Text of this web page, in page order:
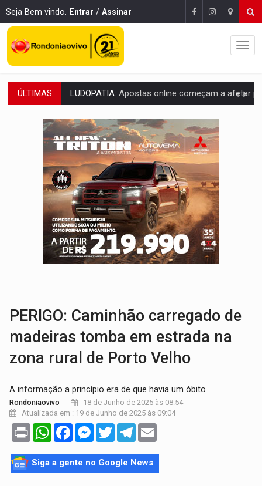
Seja Bem vindo. Entrar / Assinar
ÚLTIMAS REFLORESTAMENTO: Plantar árvores não será mais suficiente para
OVNIS NA LUA:Cientistas alertam para possível base secreta no satélite
ACABOU COM PEUGEOT: Incêndio destrói carro que era rebocado para oficina
VÍDEO:Ladrão é filmado furtando moto na frente do bar
BOLSAS DE PESQUISA:Iniciativa Amazônia+10 lança chamada para fortalecer
MATERIAL:Brasil tem grandes reservas de urânio, mas produz pouco e
VÍDEO:Serpente capturada na fábrica da Coca-Cola é
HOMENAGEM:Cientistas cassados pelo AI-5 se tornam pesquisadores
PERIGO: Caminhão carregado de
madeiras tomba em estrada na
zona rural de Porto Velho
A informação a princípio era de que havia um óbito
Rondoniaovivo
18 de Junho de 2025 às 08:54
Atualizada em : 19 de Junho de 2025 às 09:04
Print WhatsAppFacebookMessenger
TwitterTelegram
Siga a gente no Google News